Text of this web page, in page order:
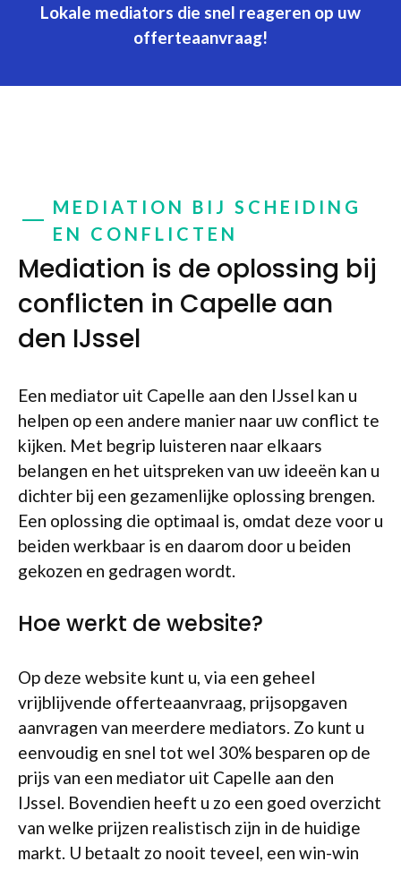
Lokale mediators die snel reageren op uw
offerteaanvraag!
MEDIATION BIJ SCHEIDING
EN CONFLICTEN
Mediation is de oplossing bij
conflicten in Capelle aan
den IJssel
Een mediator uit Capelle aan den IJssel kan u
helpen op een andere manier naar uw conflict te
kijken. Met begrip luisteren naar elkaars
belangen en het uitspreken van uw ideeën kan u
dichter bij een gezamenlijke oplossing brengen.
Een oplossing die optimaal is, omdat deze voor u
beiden werkbaar is en daarom door u beiden
gekozen en gedragen wordt.
Hoe werkt de website?
Op deze website kunt u, via een geheel
vrijblijvende offerteaanvraag, prijsopgaven
aanvragen van meerdere mediators. Zo kunt u
eenvoudig en snel tot wel 30% besparen op de
prijs van een mediator uit Capelle aan den
IJssel. Bovendien heeft u zo een goed overzicht
van welke prijzen realistisch zijn in de huidige
markt. U betaalt zo nooit teveel, een win-win